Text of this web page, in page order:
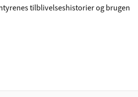
tilblivelseshistorier og brugen